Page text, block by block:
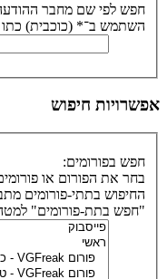
חפש לפי שם מחבר
השתמש ב־* (כוכבית)
אפשרויות חיפוש
חפש בפורומים:
בחר את הפורום או
החיפוש בתתי-פורומים
"חפש בתת-פורומים"